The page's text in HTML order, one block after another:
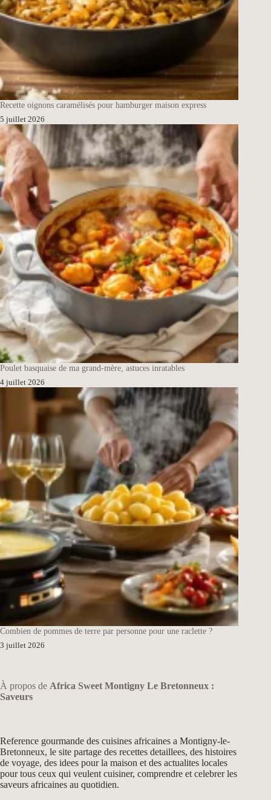
Recette oignons caramélisés pour hamburger maison express
5 juillet 2026
Poulet basquaise de ma grand-mère, astuces inratables
4 juillet 2026
Combien de pommes de terre par personne pour une raclette ?
3 juillet 2026
À propos de Africa Sweet Montigny Le Bretonneux :
Saveurs
Reference gourmande des cuisines africaines a Montigny-le-
Bretonneux, le site partage des recettes detaillees, des histoires
de voyage, des idees pour la maison et des actualites locales
pour tous ceux qui veulent cuisiner, comprendre et celebrer les
saveurs africaines au quotidien.